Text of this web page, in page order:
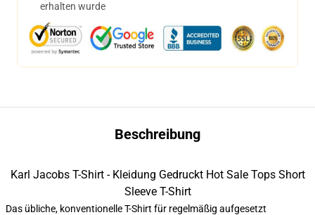
erhalten wurde
Beschreibung
Karl Jacobs T-Shirt - Kleidung Gedruckt Hot Sale Tops Short
Sleeve T-Shirt
Das übliche, konventionelle T-Shirt für regelmäßig aufgesetzt